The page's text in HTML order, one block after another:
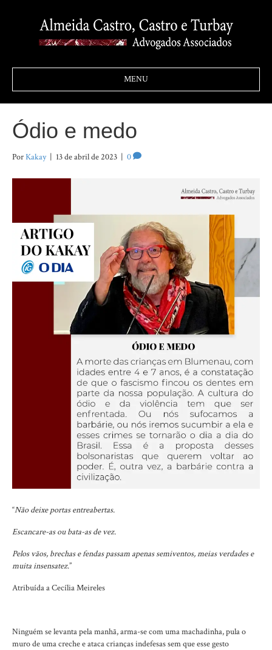
MENU
Ódio e medo
PorKakay | 13 de abril de 2023 | 0
“Não deixe portas entreabertas.
Escancare-as ou bata-as de vez.
Pelos vãos, brechas e fendas passam apenas semiventos, meias verdades e
muita insensatez.”
Atribuída a Cecília Meireles
Ninguém se levanta pela manhã, arma-se com uma machadinha, pula o
muro de uma creche e ataca crianças indefesas sem que esse gesto